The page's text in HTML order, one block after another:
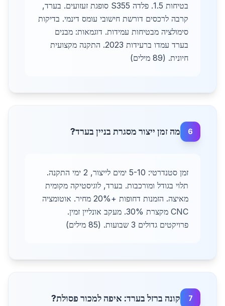
בטיחות 1.5. פלדה S355 סופגת זעזועים. בערד,
קרבה לרכסים דורשת חישובי עומס דינמי. בדיקות
סימולציה מבטיחות עמידות. דוגמאות: מבנים
בערד עמדו ברעידות 2023. התקנה מקצועית
חיונית. (89 מילים)
6 מה זמן ייצור מסגרת בניין בערד?
זמן סטנדרטי: 5-10 ימים לייצור, 2 ימי התקנה.
תלוי בגודל ומורכבות. בערד, לוגיסטיקה מקומית
מאיצה. הזמנות דחופות +20% מחיר. אוטומציה
CNC מקצרת 30%. מעקב אונליין זמין.
פרויקטים גדולים 3 שבועות. (85 מילים)
7 קונה ברזל בערד: איפה למכור פסולת?